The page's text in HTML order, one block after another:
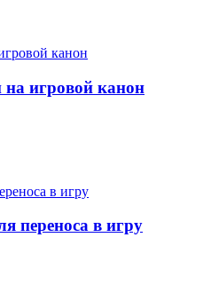
на игровой канон
переноса в игру